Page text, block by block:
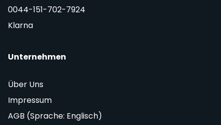
0044-151-702-7924
Klarna
Unternehmen
Über Uns
Impressum
AGB (Sprache: Englisch)